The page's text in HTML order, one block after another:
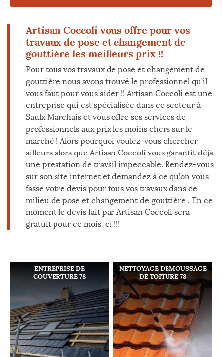
Artisan Coccoli vous offre pour vos
travaux de pose et changement de
gouttière les meilleurs prix !!
Pour tous vos travaux de pose et changement de
gouttière nous avons trouvé le professionnel qu’il
vous faut pour vous aider !! Artisan Coccoli est une
entreprise qui est spécialisée dans ce secteur à
Saulx Marchais et vous offre ses services de
professionnels aux prix les moins chers sur le
marché ! Alors pourquoi voulez-vous chercher
ailleurs alors que Artisan Coccoli vous garantit déjà
une prestation de travail impeccable. Rendez-vous
sur son site internet et demandez à ce qu’on vous
fasse votre devis pour tous vos travaux dans ce
milieu de pose et changement de gouttière . En ce
moment le devis fait par Artisan Coccoli sera
gratuit pour ce mois-ci !!!
ENTREPRISE DE
COUVERTURE 78
NETTOYAGE DEMOUSSAGE
DE TOITURE 78